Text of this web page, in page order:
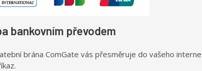
bankovním převodem
brána ComGate vás přesměruje do vašeho